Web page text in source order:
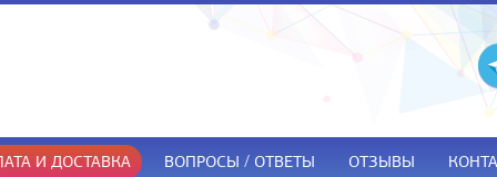
И ДОСТАВКА ВОПРОСЫ / ОТВЕТЫ ОТЗЫВЫ